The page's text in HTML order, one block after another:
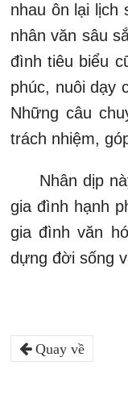
nhau ôn lại lịch
nhân văn sâu
đình tiêu biểu
phúc, nuôi dạy
Những câu
trách nhiệm,
Nhân dịp
gia đình hạnh
gia đình văn
dựng đời sống
Quay về